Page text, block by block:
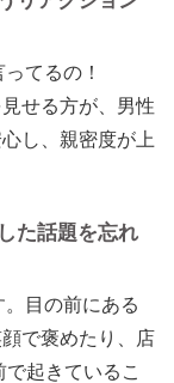
てるの！
せる方が、男性
し、親密度が上
た話題を忘れ
目の前にある
で褒めたり、店
起きているこ